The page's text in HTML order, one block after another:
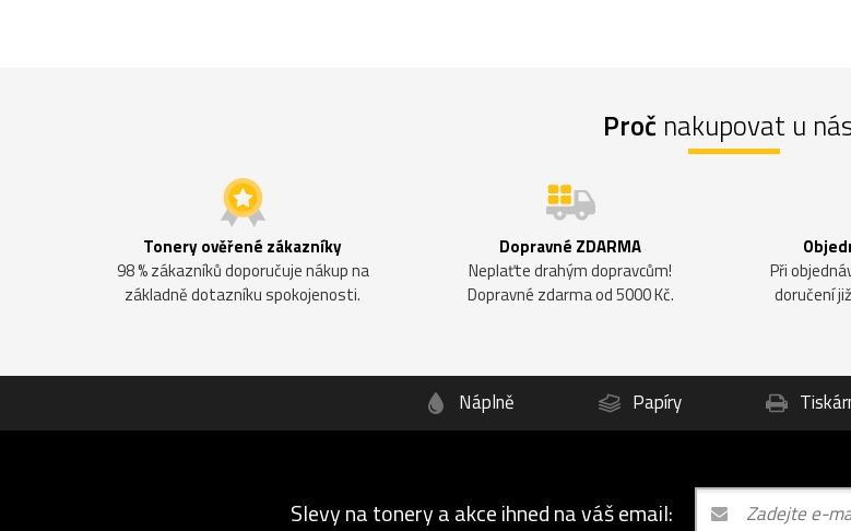
Proč nakupovat u
Tonery ověřené zákazníky
98 % zákazníků doporučuje nákup na
základně dotazníku spokojenosti.
Dopravné ZDARMA
Neplaťte drahým dopravcům!
Dopravné zdarma od 5000 Kč.
Při
doručení
Náplně Papíry
Slevy na tonery a akce ihned na váš email: